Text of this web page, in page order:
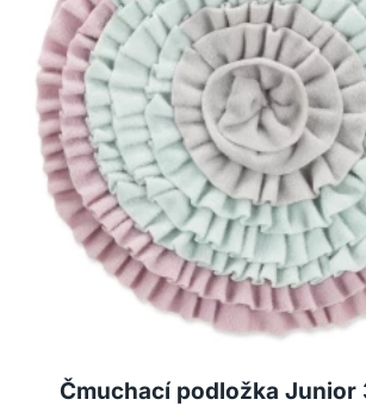
Čmuchací podložka Junior